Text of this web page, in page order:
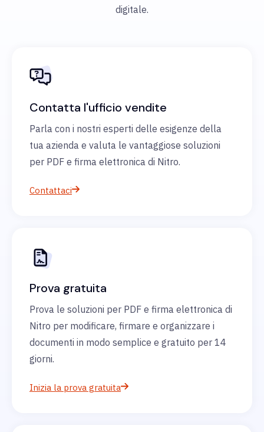
digitale.
Contatta l'ufficio vendite
Parla con i nostri esperti delle esigenze della
tua azienda e valuta le vantaggiose soluzioni
per PDF e firma elettronica di Nitro.
Contattaci
Prova gratuita
Prova le soluzioni per PDF e firma elettronica di
Nitro per modificare, firmare e organizzare i
documenti in modo semplice e gratuito per 14
giorni.
Inizia la prova gratuita